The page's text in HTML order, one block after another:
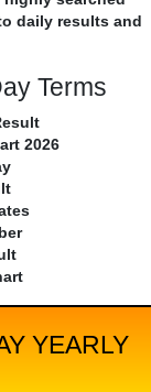
daily results and
Terms
2026
YEARLY